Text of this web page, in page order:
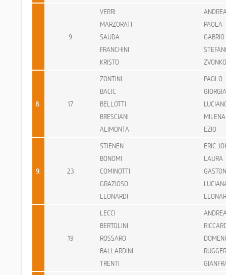
9
VERRI
MARZORATI
PAOLA
SAUDA
GABRIO
FRANCHINI
KRISTO
ZVONKO
8. 17
ZONTINI
PAOLO
BACIC
GIORGIA
BELLOTTI
BRESCIANI
MILENA
ALIMONTA
EZIO
9. 23
STIENEN
ERIC
BONOMI
LAURA
COMINOTTI
GRAZIOSO
LEONARDI
19
LECCI
BERTOLINI
ROSSARO
BALLARDINI
TRENTI